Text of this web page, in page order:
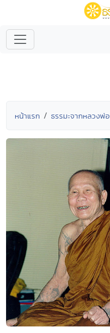
หน้าแรก ธรรมะจากหลวงพ่อ